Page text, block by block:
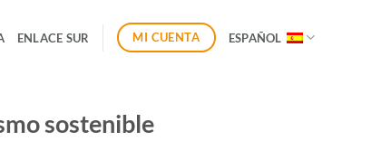
ENLACE SUR MI CUENTA ESPAÑOL
sostenible